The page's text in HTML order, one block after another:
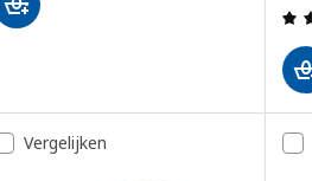
Vergelijken